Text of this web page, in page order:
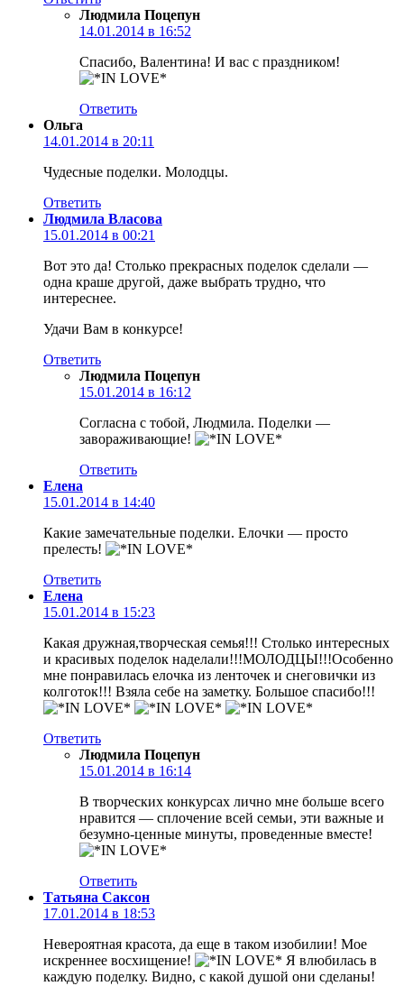
Людмила Поцепун
14.01.2014 в 16:52
Спасибо, Валентина! И вас с праздником!
Ответить
Ольга
14.01.2014 в 20:11
Чудесные поделки. Молодцы.
Ответить
Людмила Власова
15.01.2014 в 00:21
Вот это да! Столько прекрасных поделок сделали —
одна краше другой, даже выбрать трудно, что
интереснее.
Удачи Вам в конкурсе!
Ответить
Людмила Поцепун
15.01.2014 в 16:12
Согласна с тобой, Людмила. Поделки —
завораживающие!
Ответить
Елена
15.01.2014 в 14:40
Какие замечательные поделки. Елочки — просто
прелесть!
Ответить
Елена
15.01.2014 в 15:23
Какая дружная,творческая семья!!! Столько интересных
и красивых поделок наделали!!!МОЛОДЦЫ!!!Особенно
мне понравилась елочка из ленточек и снеговички из
колготок!!! Взяла себе на заметку. Большое спасибо!!!
Ответить
Людмила Поцепун
15.01.2014 в 16:14
В творческих конкурсах лично мне больше всего
нравится — сплочение всей семьи, эти важные и
безумно-ценные минуты, проведенные вместе!
Ответить
Татьяна Саксон
17.01.2014 в 18:53
Невероятная красота, да еще в таком изобилии! Мое
искреннее восхищение!
Я влюбилась в
каждую поделку. Видно, с какой душой они сделаны!